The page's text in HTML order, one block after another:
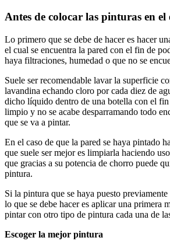
Antes de colocar las pinturas en
Lo primero que se debe de hacer es hacer
el cual se encuentra la pared con el fin de
haya filtraciones, humedad o que no se
Suele ser recomendable lavar la superficie
lavandina echando cloro por cada diez de
dicho líquido dentro de una botella con el fin
limpio y no se acabe desparramando todo
que se va a pintar.
En el caso de que la pared se haya pintado
que suele ser mejor es limpiarla haciendo
que gracias a su potencia de chorro puede
pintura.
Si la pintura que se haya puesto
lo que se debe hacer es aplicar una primera
pintar con otro tipo de pintura cada una de
Escoger la mejor pintura